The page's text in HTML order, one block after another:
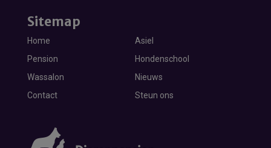
Sitemap
Home
Asiel
Pension
Hondenschool
Wassalon
Nieuws
Contact
Steun ons